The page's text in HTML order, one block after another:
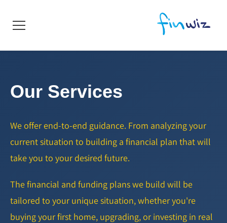
Our Services
We offer end-to-end guidance. From analyzing your
current situation to building a financial plan that will
take you to your desired future.
The financial and funding plans we build will be
tailored to your unique situation, whether you're
buying your first home, upgrading, or investing in real